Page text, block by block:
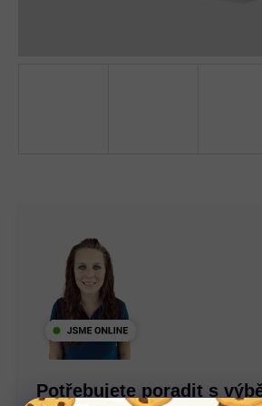
Potřebujete poradit s